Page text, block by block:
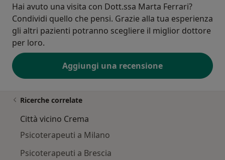
Hai avuto una visita con Dott.ssa Marta Ferrari?
Condividi quello che pensi. Grazie alla tua esperienza
gli altri pazienti potranno scegliere il miglior dottore
per loro.
Aggiungi una recensione
Ricerche correlate
Città vicino Crema
Psicoterapeuti a Milano
Psicoterapeuti a Brescia